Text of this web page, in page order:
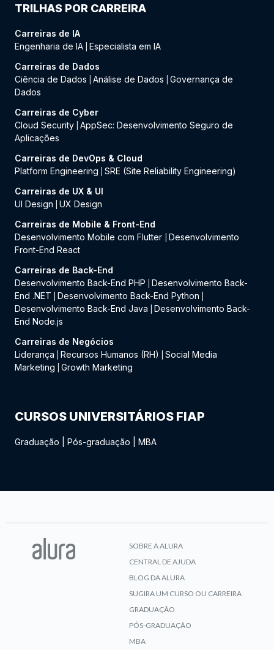
TRILHAS POR CARREIRA
Carreiras de IA
Engenharia de IA Especialista em IA
Carreiras de Dados
Ciência de Dados
Análise de Dados
Governança de
Dados
Carreiras de Cyber
Cloud Security AppSec: Desenvolvimento Seguro de
Aplicações
Carreiras de DevOps & Cloud
Platform Engineering
SRE (Site Reliability Engineering)
Carreiras de UX & UI
UI Design
UX Design
Carreiras de Mobile & Front-End
Desenvolvimento Mobile com Flutter
Desenvolvimento
Front-End React
Carreiras de Back-End
Desenvolvimento Back-End PHP
Desenvolvimento Back-
End .NET
Desenvolvimento Back-End Python
Desenvolvimento Back-End Java
Desenvolvimento Back-
End Node.js
Carreiras de Negócios
Liderança
Recursos Humanos (RH)
Social Media
Marketing
Growth Marketing
CURSOS UNIVERSITÁRIOS FIAP
Graduação Pós-graduação MBA
SOBRE A ALURA
CENTRAL DE AJUDA
BLOG DA ALURA
SUGIRA UM CURSO OU CARREIRA
GRADUAÇÃO
PÓS-GRADUAÇÃO
MBA